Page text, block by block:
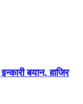
बयान, हाजिर